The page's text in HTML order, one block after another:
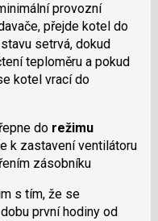
provozní
přejde kotel do
setrvá, dokud
teploměru a pokud
kotel vrací do
do režimu
k zastavení ventilátoru
zásobníku
s tím, že se
první hodiny od